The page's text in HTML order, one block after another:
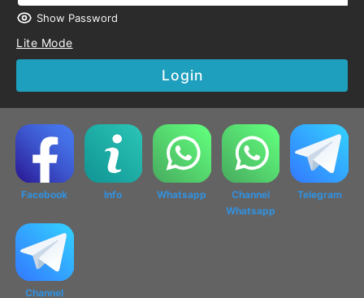
Show Password
Lite Mode
Login
Facebook Info Whatsapp
Channel
Whatsapp
Telegram
Channel